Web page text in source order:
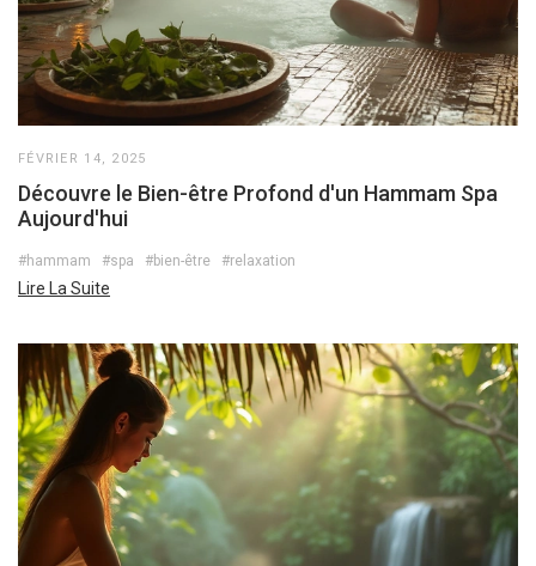
FÉVRIER 14, 2025
Découvre le Bien-être Profond d'un Hammam Spa
Aujourd'hui
#hammam #spa #bien-être #relaxation
Lire La Suite